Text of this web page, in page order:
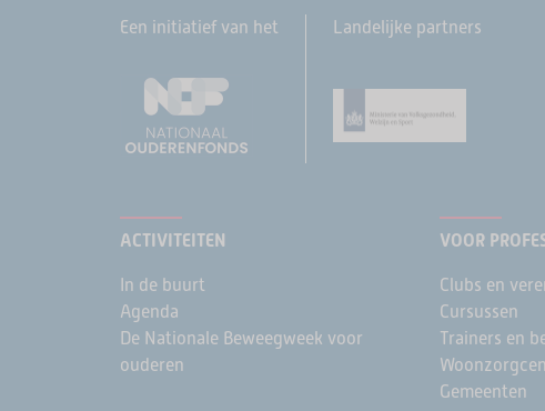
Een initiatief van het Landelijke partners
ACTIVITEITEN
In de buurt
Agenda
De Nationale Beweegweek voor
ouderen
VOOR
Clubs en
Cursussen
Trainers en
Gemeenten